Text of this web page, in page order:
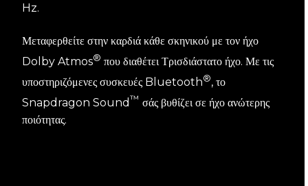
Hz.
Μεταφερθείτε στην καρδιά κάθε σκηνικού με τον ήχο
Dolby Atmos® που διαθέτει Τρισδιάστατο ήχο. Με τις
υποστηριζόμενες συσκευές Bluetooth®, το
Snapdragon Sound™ σάς βυθίζει σε ήχο ανώτερης
ποιότητας.